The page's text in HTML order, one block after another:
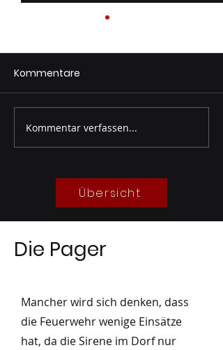
Sandsackabfüllung
Unwettervorsorge
Kommentare
Kommentar verfassen...
Übersicht
Die Pager
Mancher wird sich denken, dass
die Feuerwehr wenige Einsätze
hat, da die Sirene im Dorf nur